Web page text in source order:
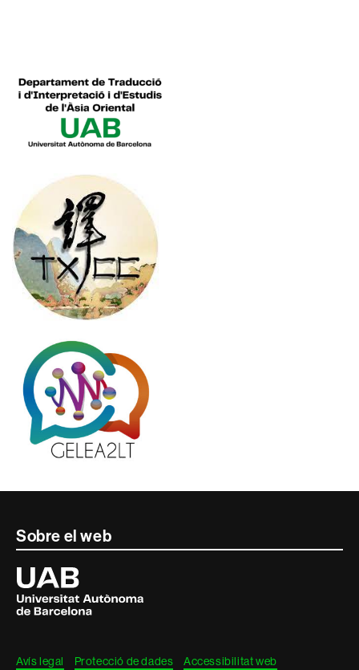
Contacte
informació
legal
Sobre el web
Universitat
Autònoma
de
Barcelona
Avís legal Protecció de dades Accessibilitat web